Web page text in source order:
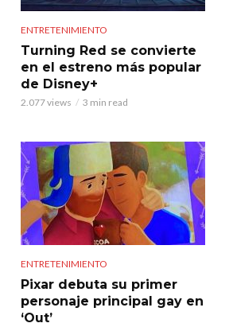
ENTRETENIMIENTO
Turning Red se convierte
en el estreno más popular
de Disney+
2.077 views 3 min read
ENTRETENIMIENTO
Pixar debuta su primer
personaje principal gay en
‘Out’